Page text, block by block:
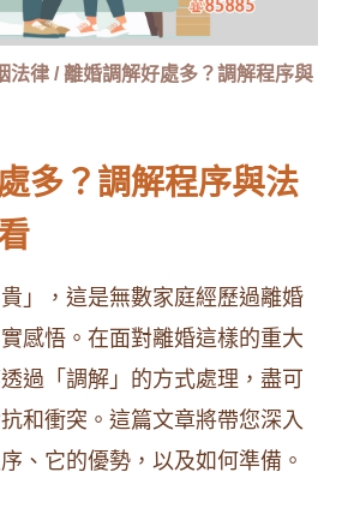
法律 /離婚調解好處多？調解程序與
多？調解程序與法
」，這是無數家庭經歷過離婚
感悟。在面對離婚這樣的重大
過「調解」的方式處理，盡可
和衝突。這篇文章將帶您深入
、它的優勢，以及如何準備。